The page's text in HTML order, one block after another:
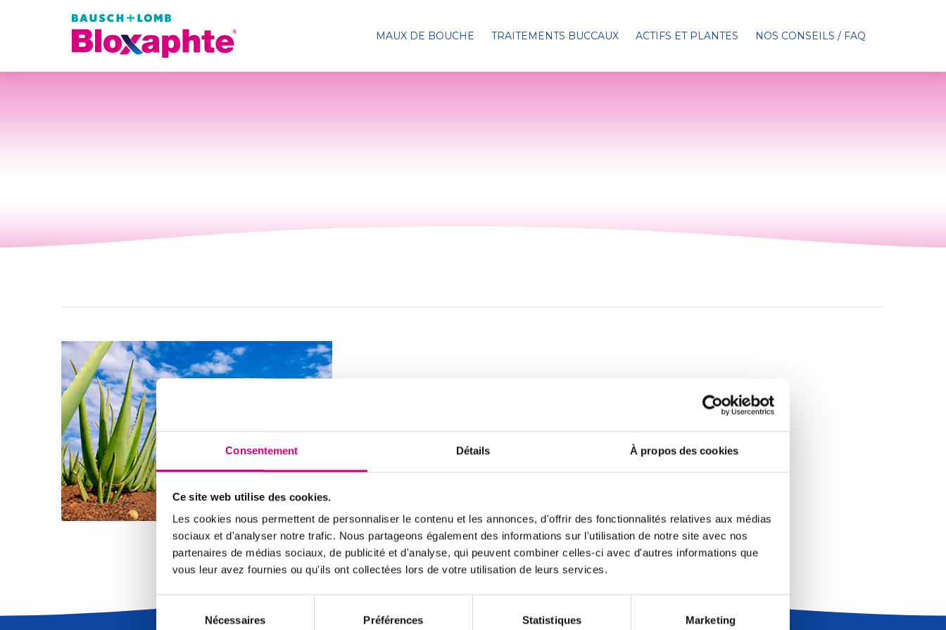
Consentement Détails À propos des cookies
Ce site web utilise des cookies.
Les cookies nous permettent de personnaliser le contenu et les annonces, d'offrir des fonctionnalités relatives aux médias
sociaux et d'analyser notre trafic. Nous partageons également des informations sur l'utilisation de notre site avec nos
partenaires de médias sociaux, de publicité et d'analyse, qui peuvent combiner celles-ci avec d'autres informations que
vous leur avez fournies ou qu'ils ont collectées lors de votre utilisation de leurs services.
Nécessaires Préférences Statistiques Marketing
MAUX DE BOUCHE TRAITEMENTS BUCCAUX ACTIFS ET PLANTES NOS CONSEILS / FAQ